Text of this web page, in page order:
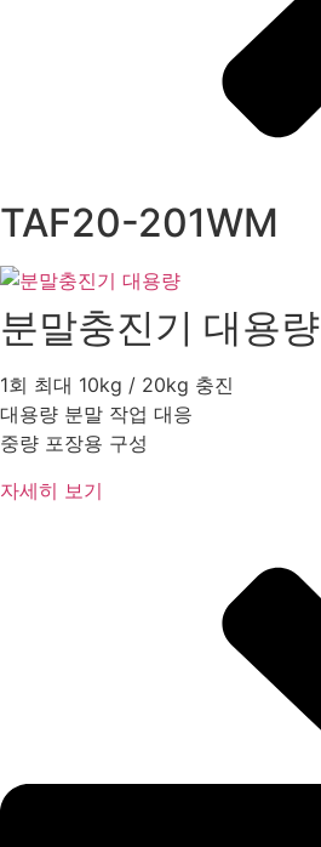
TAF20-201WM
분말충진기 대용량
1회 최대 10kg / 20kg 충진
대용량 분말 작업 대응
중량 포장용 구성
자세히 보기